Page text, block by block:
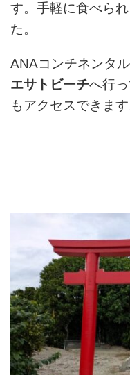
す。手軽に食べら
た。
ANAコンチネンタ
エサトビーチへ行
もアクセスできます